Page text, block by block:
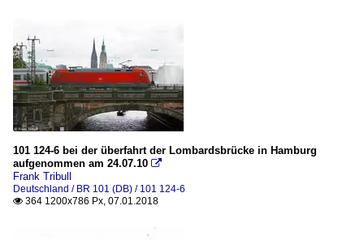
101 124-6 bei der überfahrt der Lombardsbrücke in Hamburg
aufgenommen am 24.07.10 
Frank Tribull
Deutschland / BR 101 (DB) / 101 124-6
 364 1200x786 Px, 07.01.2018